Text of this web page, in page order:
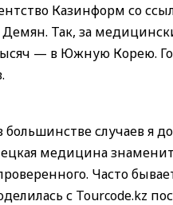
Казинформ со
Так, за
— в Южную Корею.
большинстве случаев
медицина
Часто
с Tourcode.kz